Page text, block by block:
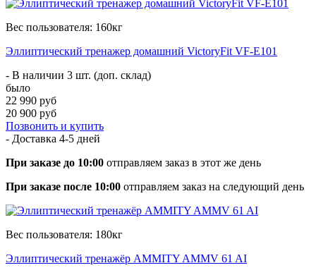
Вес пользователя: 160кг
Эллиптический тренажер домашний VictoryFit VF-E101
- В наличии 3 шт. (доп. склад)
было
22 990 руб
20 900 руб
Позвонить и купить
- Доставка 4-5 дней
При заказе до 10:00 отправляем заказ в этот же день
При заказе после 10:00 отправляем заказ на следующий день
Вес пользователя: 180кг
Эллиптический тренажёр AMMITY AMMV 61 AI